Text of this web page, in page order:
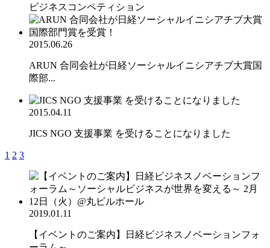
ビジネスコンペティション
2015.06.26
ARUN 合同会社が日経ソーシャルイニシアチブ大賞国
際部...
2015.04.11
JICS NGO 支援事業 を受けることになりました
1 2 3
2019.01.11
【イベントのご案内】日経ビジネスノベーションフォ